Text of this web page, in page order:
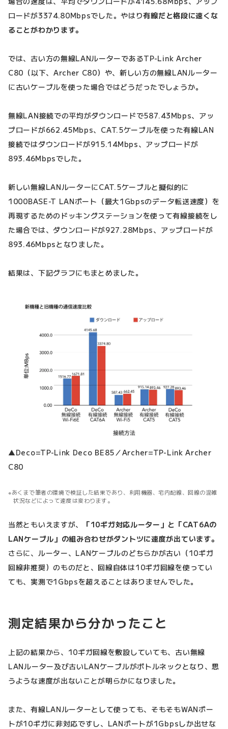
ロードが3374.80Mbpsでした。やはり有線だと格段に速くな
ることがわかります。
では、古い方の無線LANルーターであるTP-Link Archer
C80（以下、Archer C80）や、新しい方の無線LANルーター
に古いケーブルを使った場合ではどうだったでしょうか。
無線LAN接続での平均がダウンロードで587.43Mbps、アッ
プロードが662.45Mbps、CAT.5ケーブルを使った有線LAN
接続ではダウンロードが915.14Mbps、アップロードが
893.46Mbpsでした。
新しい無線LANルーターにCAT.5ケーブルと擬似的に
1000BASE-T LANポート（最大1Gbpsのデータ転送速度）を
再現するためのドッキングステーションを使って有線接続をし
た場合では、ダウンロードが927.28Mbps、アップロードが
893.46Mbpsとなりました。
結果は、下記グラフにもまとめました。
▲Deco=TP-Link Deco BE85／Archer=TP-Link Archer
C80
あくまで筆者の環境で検証した結果であり、利用機器、宅内配線、回線の混雑
状況などによって速度は変わります。
当然ともいえますが、
「10ギガ対応ルーター」と「CAT6Aの
LANケーブル」の組み合わせがダントツに速度が出ています。
さらに、ルーター、LANケーブルのどちらかが古い（10ギガ
回線非推奨）のものだと、回線自体は10ギガ回線を使ってい
ても、実測で1Gbpsを超えることはありませんでした。
測定結果から分かったこと
上記の結果から、10ギガ回線を敷設していても、古い無線
LANルーター及び古いLANケーブルがボトルネックとなり、思
うような速度が出ないことが明らかになりました。
また、有線LANルーターとして使っても、そもそもWANポー
トが10ギガに非対応ですし、LANポートが1Gbpsしか出せな